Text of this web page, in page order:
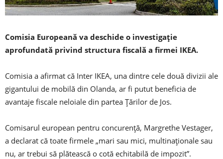
Comisia Europeană va deschide o investigație
aprofundată privind structura fiscală a firmei IKEA.
Comisia a afirmat că Inter IKEA, una dintre cele două divizii ale
gigantului de mobilă din Olanda, ar fi putut beneficia de
avantaje fiscale neloiale din partea Țărilor de Jos.
Comisarul european pentru concurență, Margrethe Vestager,
a declarat că toate firmele „mari sau mici, multinaționale sau
nu, ar trebui să plătească o cotă echitabilă de impozit”.